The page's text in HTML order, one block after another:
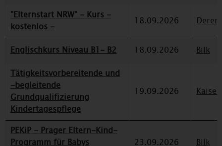
"Elternstart NRW" - Kurs -
kostenlos -
18.09.2026
Englischkurs Niveau B1- B2 18.09.2026
Bilk
Tätigkeitsvorbereitende und
-begleitende
Grundqualifizierung
Kindertagespflege
19.09.2026
PEKiP - Prager Eltern-Kind-
Programm für Babys
23.09.2026 Bilk